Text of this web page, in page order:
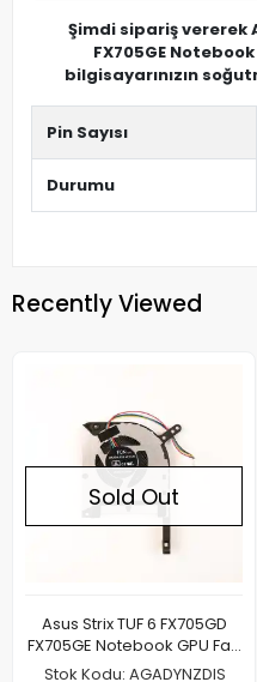
Şimdi sipariş vererek
FX705GE
bilgisayarınızın
Pin Sayısı
Durumu
Recently Viewed
Sold Out
Asus Strix TUF 6 FX705GD
FX705GE Notebook GPU Fan
(Sol)
Stok Kodu: AGADYNZDIS